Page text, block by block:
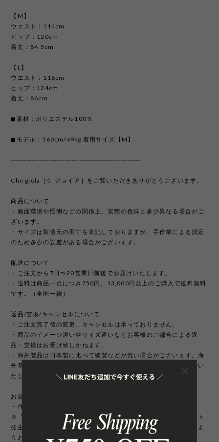
【M】
ウエスト：114cm
ヒップ：120cm
着丈：84.5cm
【L】
ウエスト：118cm
ヒップ：124cm
着丈：86cm
◼︎素材：ポリエステル100％
◼︎モデル：160cm/49kg 着用サイズ【M】
---------------------------------------------------
Che gioia［ケ ジョイア］をご覧いただきありがとうございます。
商品について
・画面環境や照明などの関係上、実際の色味と多少異なる場合がご
ざいます。
・サイズは製造元の実寸を表記しておりますが、手作業による測定
のため多少の誤差がある場合がございます。
配送について
・ご注文から7日〜20営業日前後でお届けいたします。
・送料は商品一点につき750円、13,000円以上のご購入で送料無料
です。（全国一律）
返品/交換/キャンセルについて
・ご注文完了後の変更、キャンセルは承っておりません。
・商品のイメージ違いやサイズ違いなどお客様のご都合による返
品・交換はお受け致しかねます。
・海外製品は日本製に比べて縫製などが荒い場合がございます。海
外基準では返品対象になりませんのでご理解頂けますようお願いい
たします。
お届け先について
・住所変更には追加手数料が発生いたします。
※「町名・丁目番地・部屋番号」の住所不備による配送遅延が多々
発生しております。宛先を十分にご確認の上ご注文いただきますよ
うお願いいたします。